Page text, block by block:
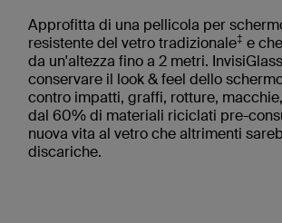
Approfitta di una pellicola per
resistente del vetro tradizionale‡ e
da un'altezza fino a 2 metri.
conservare il look & feel dello
contro impatti, graffi, rotture,
dal 60% di materiali riciclati pre-
nuova vita al vetro che altrimenti
discariche.